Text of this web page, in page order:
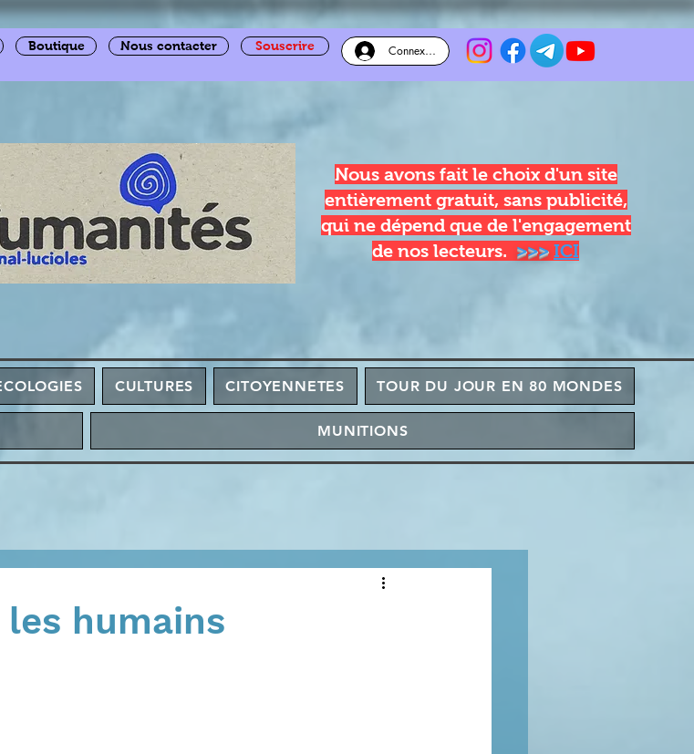
Boutique Nous contacter Souscrire Connexion
Nous avons fait le choix d'un site
entièrement gratuit, sans publicité,
qui ne dépend que de l'engagement
de nos lecteurs. >>> ICI
CULTURES CITOYENNETES TOUR DU JOUR EN 80 MONDES
MUNITIONS
humains